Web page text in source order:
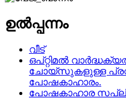
ഉൽപ്പന്നം
വീട്
ഒപ്റ്റിമൽ
ചോയ്‌സുകളുള്ള
പോഷകാഹാരം.
പോഷകാഹാര